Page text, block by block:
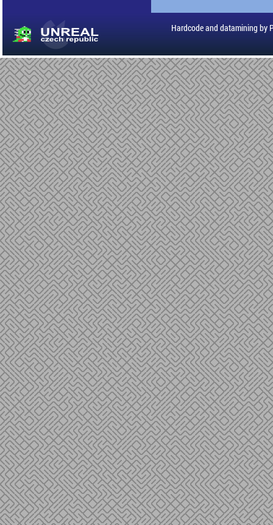
Hardcode and datamining by